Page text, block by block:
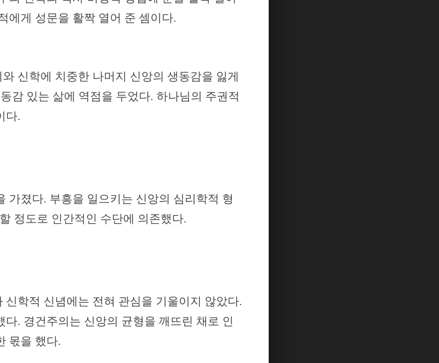
에게 성문을 활짝 열어 준 셈이다.
신학에 치중한 나머지 신앙의 생동감을 잃게
감 있는 삶에 역점을 두었다. 하나님의 주권적
다.
가졌다. 부흥을 일으키는 신앙의 심리학적 형
정도로 인간적인 수단에 의존했다.
학적 신념에는 전혀 관심을 기울이지 않았다.
다. 경건주의는 신앙의 균형을 깨뜨린 채로 인
몫을 했다.